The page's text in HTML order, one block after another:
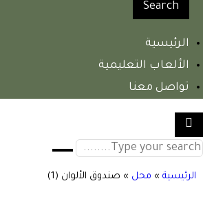
Search
الرئيسية
الألعاب التعليمية
تواصل معنا
الرئيسية » محل » صندوق الألوان (1)